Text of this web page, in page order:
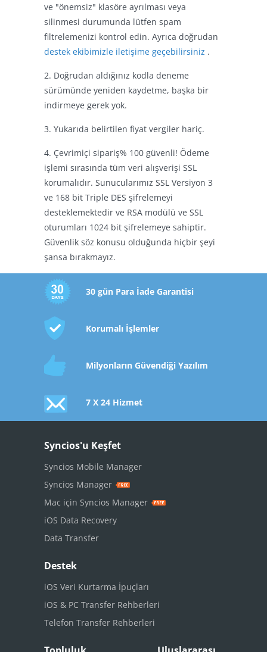
ve "önemsiz" klasöre ayrılması veya
silinmesi durumunda lütfen spam
filtrelemenizi kontrol edin. Ayrıca doğrudan
destek ekibimizle iletişime geçebilirsiniz .
2. Doğrudan aldığınız kodla deneme
sürümünde yeniden kaydetme, başka bir
indirmeye gerek yok.
3. Yukarıda belirtilen fiyat vergiler hariç.
4. Çevrimiçi sipariş% 100 güvenli! Ödeme
işlemi sırasında tüm veri alışverişi SSL
korumalıdır. Sunucularımız SSL Versiyon 3
ve 168 bit Triple DES şifrelemeyi
desteklemektedir ve RSA modülü ve SSL
oturumları 1024 bit şifrelemeye sahiptir.
Güvenlik söz konusu olduğunda hiçbir şeyi
şansa bırakmayız.
30 gün Para İade Garantisi
Korumalı İşlemler
Milyonların Güvendiği Yazılım
7 X 24 Hizmet
Syncios'u Keşfet
Syncios Mobile Manager
Syncios Manager
Mac için Syncios Manager
iOS Data Recovery
Data Transfer
Destek
iOS Veri Kurtarma İpuçları
iOS & PC Transfer Rehberleri
Telefon Transfer Rehberleri